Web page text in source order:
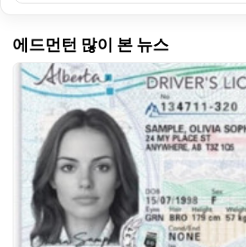
에드먼턴 많이 본 뉴스